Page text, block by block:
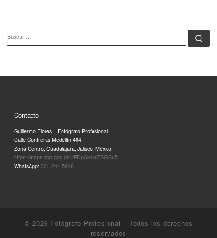
Contacto
Guillermo Flores – Fotógrafo Profesional
Calle Contreras Medellín 464,
Zona Centro, Guadalajara, Jalisco, México.
https://maps.app.goo.gl/1tPDpAk4xrZSGjSu5
WhatsApp: 331-241-5948
© 2026 Fotógrafo Profesional – Todos los derechos
reservados